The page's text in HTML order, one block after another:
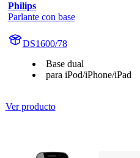
Philips
Parlante con base
DS1600/78
Base dual
para iPod/iPhone/iPad
Ver producto